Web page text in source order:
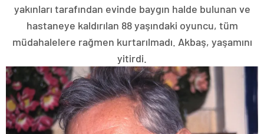
yakınları tarafından evinde baygın halde bulunan ve
hastaneye kaldırılan 88 yaşındaki oyuncu, tüm
müdahalelere rağmen kurtarılmadı. Akbaş, yaşamını
yitirdi.